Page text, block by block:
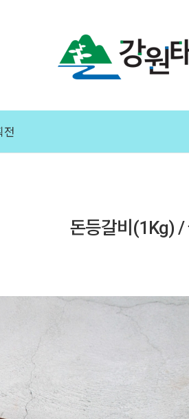
전
돈등갈비(1Kg) /